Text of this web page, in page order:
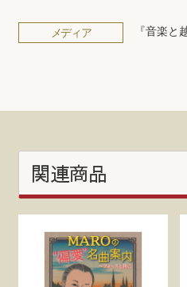
メディア 『音楽と
関連商品